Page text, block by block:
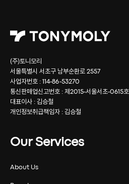
(주)토니모리
서울특별시 서초구 남부순환로 2557
사업자번호 : 114-86-53270
통신판매업신고번호 : 제2015-서울서초-0615호
대표이사 : 김승철
개인정보취급책임자 : 김승철
Our Services
About Us